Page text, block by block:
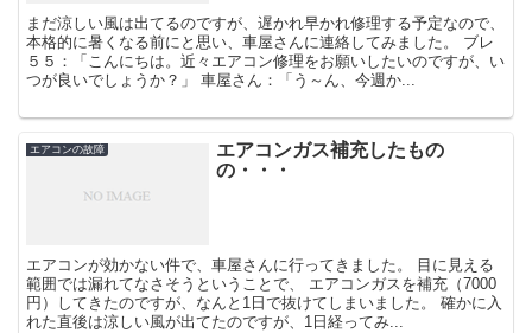
まだ涼しい風は出てるのですが、遅かれ早かれ修理する予定なので、
本格的に暑くなる前にと思い、車屋さんに連絡してみました。 ブレ
５５：「こんにちは。近々エアコン修理をお願いしたいのですが、い
つが良いでしょうか？」 車屋さん：「う～ん、今週か...
エアコンの故障
エアコンガス補充したもの
の・・・
エアコンが効かない件で、車屋さんに行ってきました。 目に見える
範囲では漏れてなさそうということで、 エアコンガスを補充（7000
円）してきたのですが、なんと1日で抜けてしまいました。 確かに入
れた直後は涼しい風が出てたのですが、1日経ってみ...